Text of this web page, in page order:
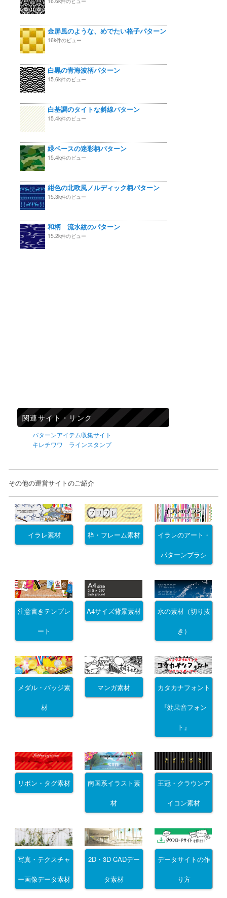
金屏風のような、めでたい格子パターン
16k件のビュー
白黒の青海波柄パターン
15.6k件のビュー
白基調のタイトな斜線パターン
15.4k件のビュー
緑ベースの迷彩柄パターン
15.4k件のビュー
紺色の北欧風ノルディック柄パターン
15.3k件のビュー
和柄 流水紋のパターン
15.2k件のビュー
関連サイト・リンク
パターンアイテム収集サイト
キレチワワ ラインスタンプ
その他の運営サイトのご紹介
イラレ素材 枠・フレーム素材 イラレのアート・
パターンブラシ
注意書きテンプレ
ート
A4サイズ背景素材 水の素材（切り抜
き）
メダル・バッジ素
材
マンガ素材 カタカナフォント
『効果音フォン
ト』
リボン・タグ素材 南国系イラスト素
材
王冠・クラウンア
イコン素材
写真・テクスチャ
ー画像データ素材
2D・3D CADデー
タ素材
データサイトの作
り方